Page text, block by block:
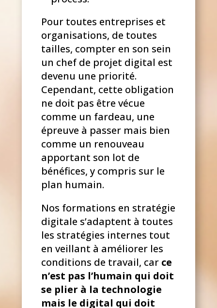
Pour toutes entreprises et
organisations, de toutes
tailles, compter en son sein
un chef de projet digital est
devenu une priorité.
Cependant, cette obligation
ne doit pas être vécue
comme un fardeau, une
épreuve à passer mais bien
comme un renouveau
apportant son lot de
bénéfices, y compris sur le
plan humain.
Nos formations en stratégie
digitale s’adaptent à toutes
les stratégies internes tout
en veillant à améliorer les
conditions de travail, carce
n’est pas l’humain qui doit
se plier à la technologie
mais le digital qui doit